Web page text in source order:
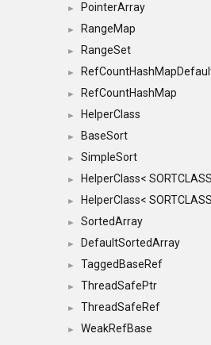
► PointerArray
► RangeMap
► RangeSet
►
► RefCountHashMap
► HelperClass
► BaseSort
► SimpleSort
► HelperClass<
► HelperClass<
► SortedArray
► DefaultSortedArray
► TaggedBaseRef
► ThreadSafePtr
► ThreadSafeRef
►
WeakRefBase